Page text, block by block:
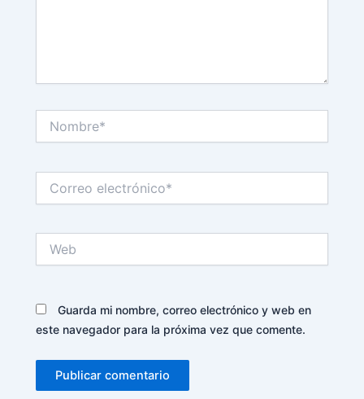
electrónico*
Guarda mi nombre, correo electrónico y web en
este navegador para la próxima vez que comente.